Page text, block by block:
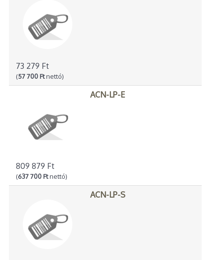
73 279 Ft
(57 700 Ftnettó)
809 879 Ft
(637 700 Ftnettó)
ACN-LP-E
ACN-LP-S